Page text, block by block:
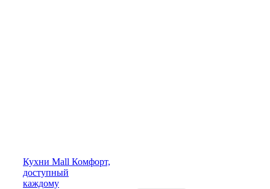
Кухни Mall Комфорт,
доступный
каждому